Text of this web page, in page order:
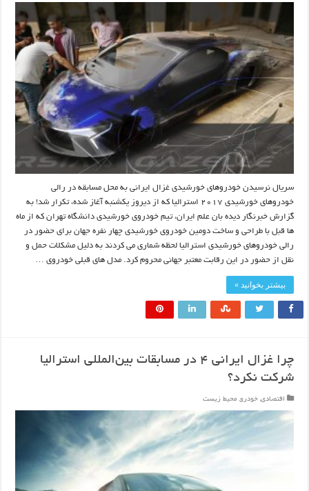
سریال نرسیدن خودروهای خورشیدی غزال ایرانی به محل مسابقه در رالی
خودروهای خورشیدی ۲۰۱۷ استرالیا که از دیروز یکشنبه آغاز شده، تکرار شد! به
گزارش خبرنگار دیده بان علم ایران، تیم خودروی خورشیدی دانشگاه تهران که از ماه
ها قبل با طراحی و ساخت دومین خودروی خورشیدی چهار نفره جهان برای حضور در
رالی خودروهای خورشیدی استرالیا لحظه شماری می کردند به دلیل مشکلات حمل و
نقل از حضور در این رقابت معتبر جهانی محروم کرد. مدل های قبلی خودروی …
بیشتر بخوانید »
چرا غزال ایرانی ۴ در مسابقات بین‌المللی استرالیا
شرکت نکرد؟
اقتصادی, خودرو, محیط زیست